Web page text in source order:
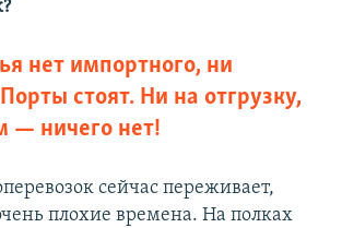
нет импортного, ни
стоят. Ни на отгрузку,
— ничего нет!
сейчас переживает,
плохие времена. На полках